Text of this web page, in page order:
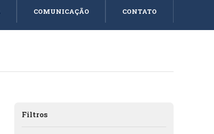
COMUNICAÇÃO CONTATO
Filtros